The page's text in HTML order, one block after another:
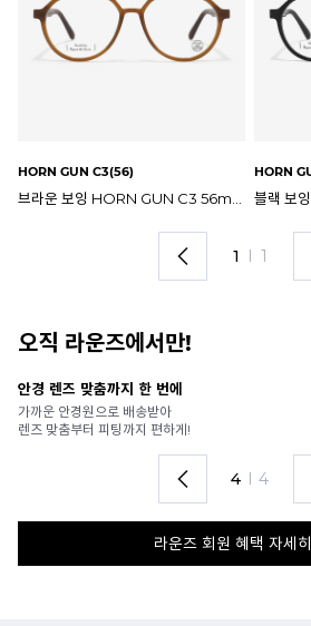
HORN GUN C3(56) HORN
1 I 1
오직 라운즈에서만!
내 얼굴에 마음껏 써보기
6,000여 개의 아이웨어를
언제 어디서나 실시간으로 무제한 써봐요.
1 I 4
라운즈 회원 혜택 자세